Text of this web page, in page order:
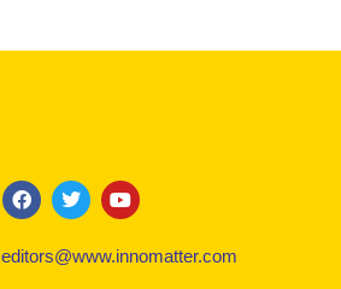
F
a
c
e
T
w
i
t
Y
o
u
t
editors@www.innomatter.com